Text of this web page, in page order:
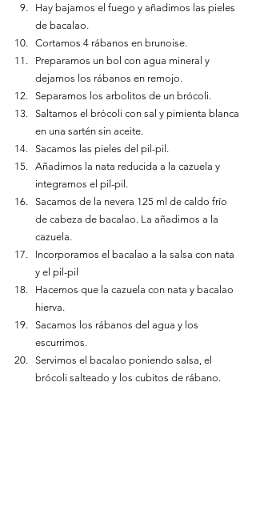
Hay bajamos el fuego y añadimos las pieles
de bacalao.
Cortamos 4 rábanos en brunoise.
Preparamos un bol con agua mineral y
dejamos los rábanos en remojo.
Separamos los arbolitos de un brócoli.
Saltamos el brócoli con sal y pimienta blanca
en una sartén sin aceite.
Sacamos las pieles del pil-pil.
Añadimos la nata reducida a la cazuela y
integramos el pil-pil.
Sacamos de la nevera 125 ml de caldo frío
de cabeza de bacalao. La añadimos a la
cazuela.
Incorporamos el bacalao a la salsa con nata
y el pil-pil
Hacemos que la cazuela con nata y bacalao
hierva.
Sacamos los rábanos del agua y los
escurrimos.
Servimos el bacalao poniendo salsa, el
brócoli salteado y los cubitos de rábano.